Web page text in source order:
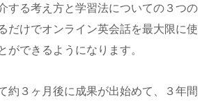
する考え方と学習法についての３つの
だけでオンライン英会話を最大限に使
ができるようになります。
約３ヶ月後に成果が出始めて、３年間